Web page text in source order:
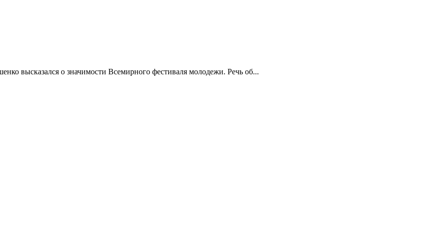
высказался о значимости Всемирного фестиваля молодежи. Речь об...